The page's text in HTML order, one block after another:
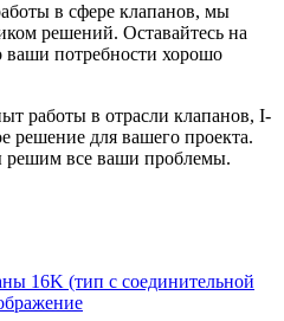
в сфере клапанов, мы
решений. Оставайтесь на
ваши потребности хорошо
работы в отрасли клапанов, I-
решение для вашего проекта.
решим все ваши проблемы.